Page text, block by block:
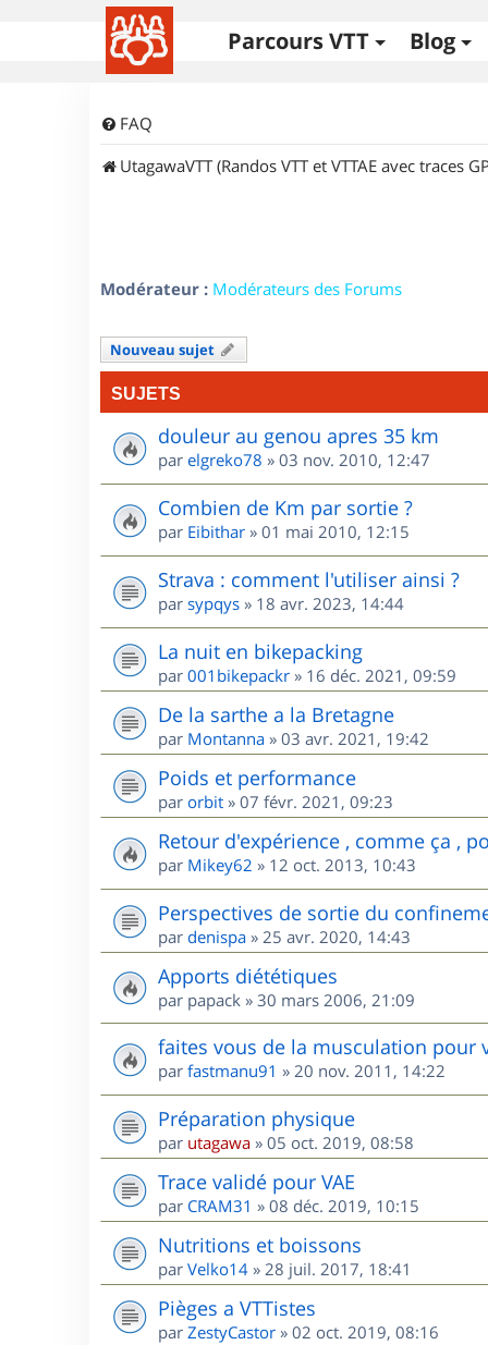
Parcours VTT Blog
FAQ
UtagawaVTT (Randos VTT et VTTAE avec traces
Modérateur : Modérateurs des Forums
Nouveau sujet
SUJETS
douleur au genou apres 35 km
par elgreko78 » 03 nov. 2010, 12:47
Combien de Km par sortie ?
par Eibithar » 01 mai 2010, 12:15
Strava : comment l'utiliser ainsi ?
par sypqys » 18 avr. 2023, 14:44
La nuit en bikepacking
par 001bikepackr » 16 déc. 2021, 09:59
De la sarthe a la Bretagne
par Montanna » 03 avr. 2021, 19:42
Poids et performance
par orbit » 07 févr. 2021, 09:23
Retour d'expérience , comme ça ,
par Mikey62 » 12 oct. 2013, 10:43
Perspectives de sortie du
par denispa » 25 avr. 2020, 14:43
Apports diététiques
par papack » 30 mars 2006, 21:09
faites vous de la musculation pour
par fastmanu91 » 20 nov. 2011, 14:22
Préparation physique
par utagawa » 05 oct. 2019, 08:58
Trace validé pour VAE
par CRAM31 » 08 déc. 2019, 10:15
Nutritions et boissons
par Velko14 » 28 juil. 2017, 18:41
Pièges a VTTistes
par ZestyCastor » 02 oct. 2019, 08:16